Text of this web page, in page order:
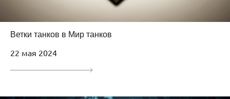
Ветки танков в Мир танков
22 мая 2024